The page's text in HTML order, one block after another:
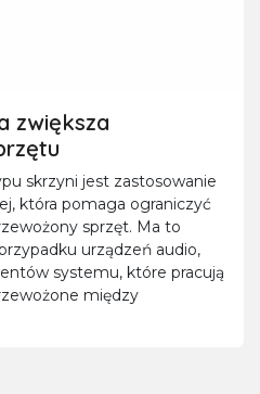
zwiększa
skrzyni jest zastosowanie
która pomaga ograniczyć
sprzęt. Ma to
urządzeń audio,
systemu, które pracują
między